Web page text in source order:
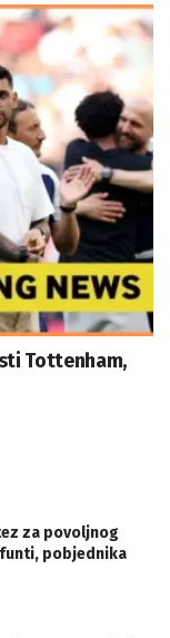
Tottenham,
za povoljnog
pobjednika